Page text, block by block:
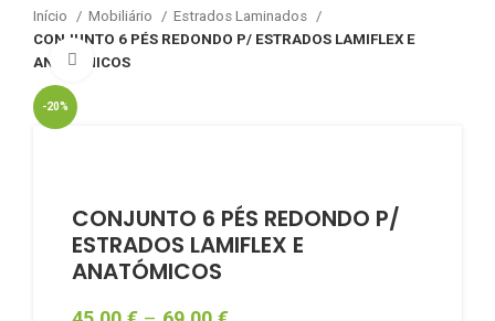
Início Mobiliário
Estrados Laminados
CONJUNTO 6 PÉS REDONDO P/ ESTRADOS LAMIFLEX E
ANATÓMICOS
-20%
Click to enlarge
CONJUNTO 6 PÉS REDONDO P/
ESTRADOS LAMIFLEX E
ANATÓMICOS